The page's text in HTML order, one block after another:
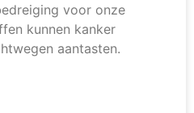
voor onze
kunnen kanker
aantasten.